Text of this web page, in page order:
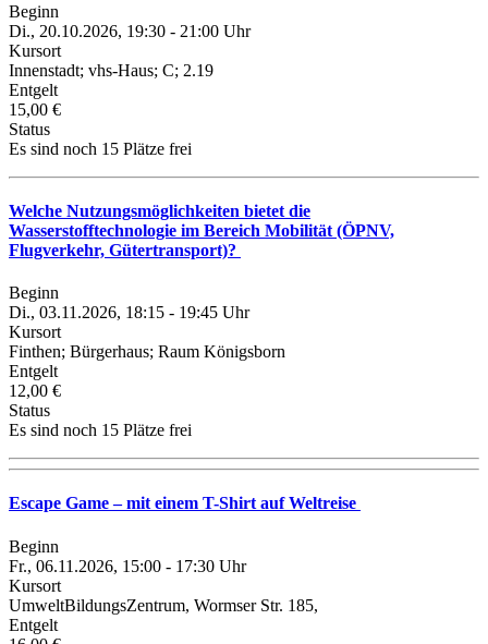
Beginn
Di., 20.10.2026, 19:30 - 21:00 Uhr
Kursort
Innenstadt; vhs-Haus; C; 2.19
Entgelt
15,00 €
Status
Es sind noch 15 Plätze frei
Welche Nutzungsmöglichkeiten bietet die
Wasserstofftechnologie im Bereich Mobilität (ÖPNV,
Flugverkehr, Gütertransport)?
Beginn
Di., 03.11.2026, 18:15 - 19:45 Uhr
Kursort
Finthen; Bürgerhaus; Raum Königsborn
Entgelt
12,00 €
Status
Es sind noch 15 Plätze frei
Escape Game – mit einem T-Shirt auf Weltreise
Beginn
Fr., 06.11.2026, 15:00 - 17:30 Uhr
Kursort
UmweltBildungsZentrum, Wormser Str. 185,
Entgelt